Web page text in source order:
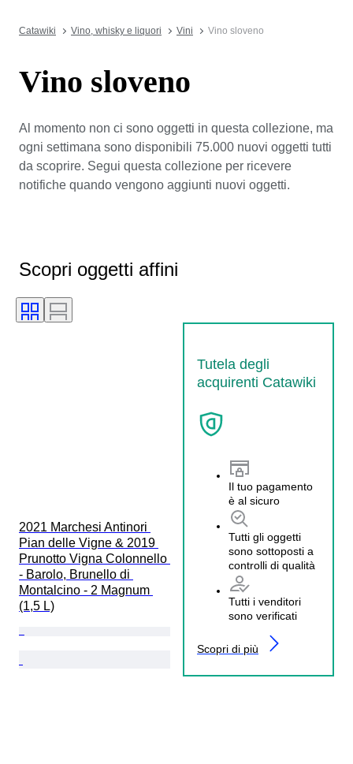
Catawiki Vino, whisky e liquori Vini Vino sloveno
Vino sloveno
Al momento non ci sono oggetti in questa collezione, ma
ogni settimana sono disponibili 75.000 nuovi oggetti tutti
da scoprire. Segui questa collezione per ricevere
notifiche quando vengono aggiunti nuovi oggetti.
Scopri oggetti affini
Tutela degli
acquirenti Catawiki
Il tuo pagamento
è al sicuro
Tutti gli oggetti
sono sottoposti a
controlli di qualità
Tutti i venditori
sono verificati
Scopri di più
2021 Marchesi Antinori
Pian delle Vigne & 2019
Prunotto Vigna Colonnello
- Barolo, Brunello di
Montalcino - 2 Magnum
(1,5 L)